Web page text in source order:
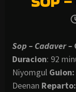
Sop – Cadaver –
Duracion: 92
Niyomgul Guion:
Deenan Reparto: